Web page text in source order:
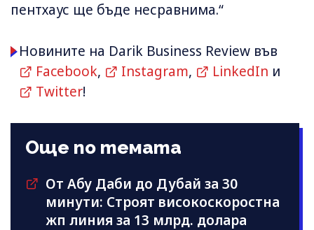
пентхаус ще бъде несравнима.“
Новините на Darik Business Review във
Facebook, Instagram, LinkedIn и
Twitter!
Още по темата
От Абу Даби до Дубай за 30
минути: Строят високоскоростна
жп линия за 13 млрд. долара